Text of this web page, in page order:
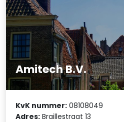
Amitech B.V.
KvK nummer: 08108049
Adres: Braillestraat 13